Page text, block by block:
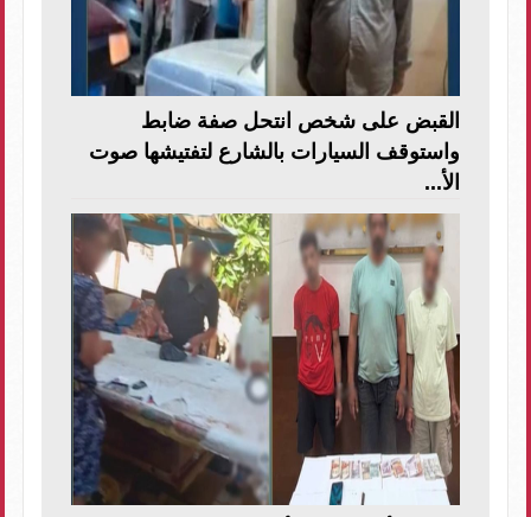
القبض على شخص انتحل صفة ضابط
واستوقف السيارات بالشارع لتفتيشها صوت
الأ...